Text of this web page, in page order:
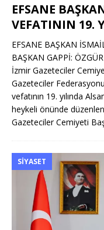
EFSANE
VEFATININ 19.
EFSANE BAŞKAN
BAŞKAN GAPPİ:
İzmir Gazeteciler
Gazeteciler
vefatının 19. yılında
heykeli önünde
Gazeteciler Cemiyeti
SIYASET